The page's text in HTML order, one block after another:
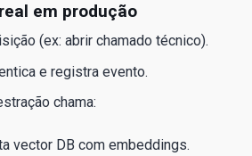
em produção
(ex: abrir chamado técnico).
e registra evento.
chama:
vector DB com embeddings.